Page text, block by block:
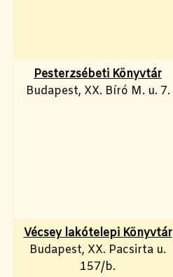
Pesterzsébeti Könyvtár
Budapest, XX. Bíró M. u. 7.
Vécsey lakótelepi Könyvtár
Budapest, XX. Pacsirta u.
157/b.